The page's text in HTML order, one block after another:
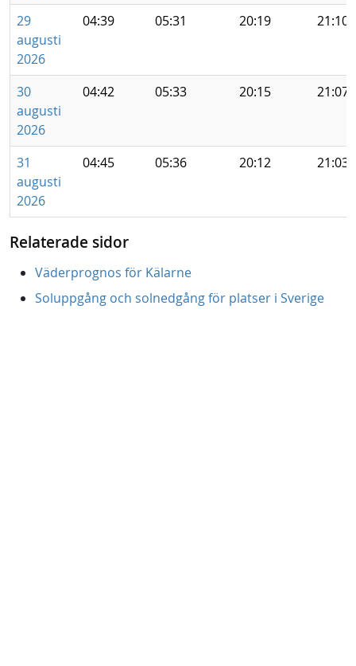
29
augusti
2026
04:39 05:31 20:19 21:10
30
augusti
2026
04:42 05:33 20:15 21:07
31
augusti
2026
04:45 05:36 20:12 21:03
Relaterade sidor
Väderprognos för Kälarne
Soluppgång och solnedgång för platser i Sverige